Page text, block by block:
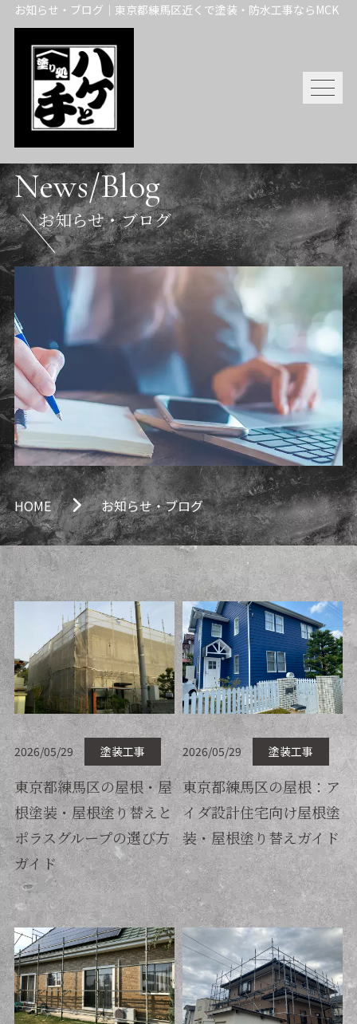
お知らせ・ブログ｜東京都練馬区近くで塗装・防水工事ならMCK
News/Blog
お知らせ・ブログ
HOME お知らせ・ブログ
2026/05/29 塗装工事
東京都練馬区の屋根・屋
根塗装・屋根塗り替えと
ポラスグループの選び方
ガイド
2026/05/29 塗装工事
東京都練馬区の屋根：ア
イダ設計住宅向け屋根塗
装・屋根塗り替えガイド